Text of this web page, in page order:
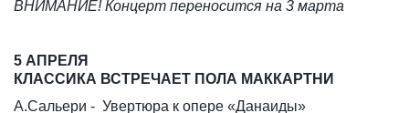
ВНИМАНИЕ! Концерт переносится на 3 марта
5 АПРЕЛЯ
КЛАССИКА ВСТРЕЧАЕТ ПОЛА МАККАРТНИ
А.Сальери - Увертюра к опере «Данаиды»